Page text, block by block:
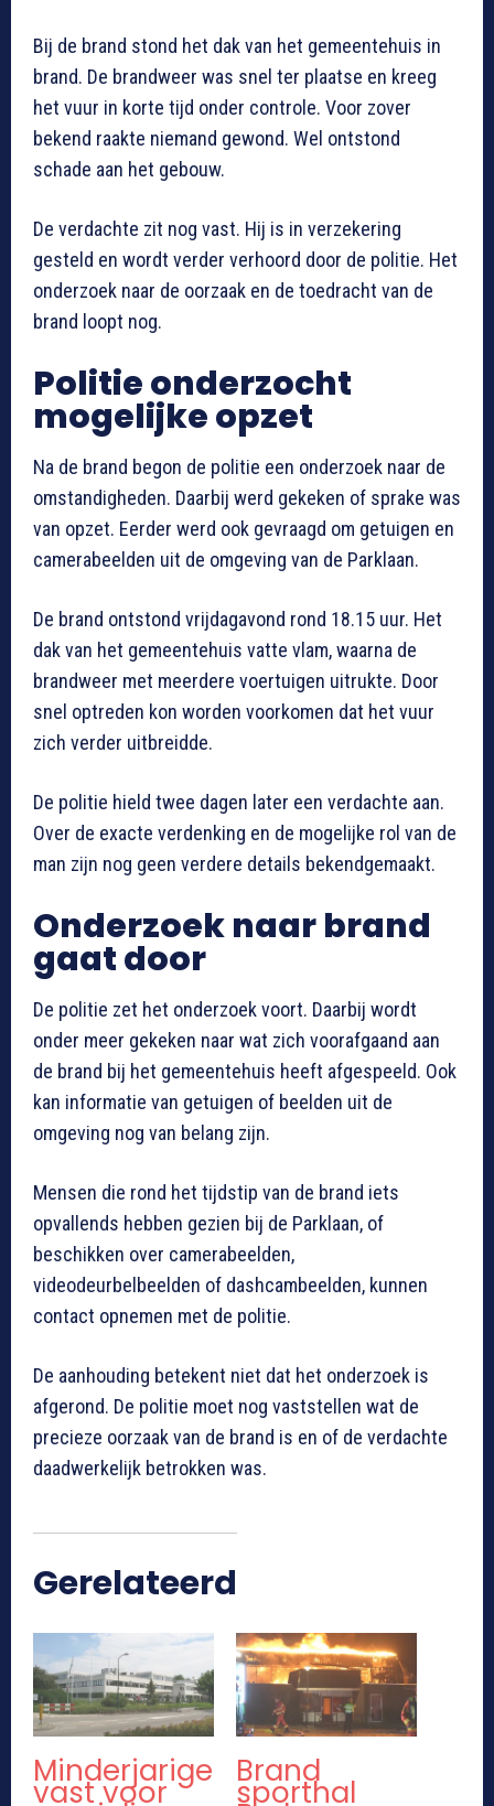
Bij de brand stond het dak van het gemeentehuis in
brand. De brandweer was snel ter plaatse en kreeg
het vuur in korte tijd onder controle. Voor zover
bekend raakte niemand gewond. Wel ontstond
schade aan het gebouw.
De verdachte zit nog vast. Hij is in verzekering
gesteld en wordt verder verhoord door de politie. Het
onderzoek naar de oorzaak en de toedracht van de
brand loopt nog.
Politie onderzocht
mogelijke opzet
Na de brand begon de politie een onderzoek naar de
omstandigheden. Daarbij werd gekeken of sprake was
van opzet. Eerder werd ook gevraagd om getuigen en
camerabeelden uit de omgeving van de Parklaan.
De brand ontstond vrijdagavond rond 18.15 uur. Het
dak van het gemeentehuis vatte vlam, waarna de
brandweer met meerdere voertuigen uitrukte. Door
snel optreden kon worden voorkomen dat het vuur
zich verder uitbreidde.
De politie hield twee dagen later een verdachte aan.
Over de exacte verdenking en de mogelijke rol van de
man zijn nog geen verdere details bekendgemaakt.
Onderzoek naar brand
gaat door
De politie zet het onderzoek voort. Daarbij wordt
onder meer gekeken naar wat zich voorafgaand aan
de brand bij het gemeentehuis heeft afgespeeld. Ook
kan informatie van getuigen of beelden uit de
omgeving nog van belang zijn.
Mensen die rond het tijdstip van de brand iets
opvallends hebben gezien bij de Parklaan, of
beschikken over camerabeelden,
videodeurbelbeelden of dashcambeelden, kunnen
contact opnemen met de politie.
De aanhouding betekent niet dat het onderzoek is
afgerond. De politie moet nog vaststellen wat de
precieze oorzaak van de brand is en of de verdachte
daadwerkelijk betrokken was.
Gerelateerd
Minderjarige
vast voor
Brand
sporthal